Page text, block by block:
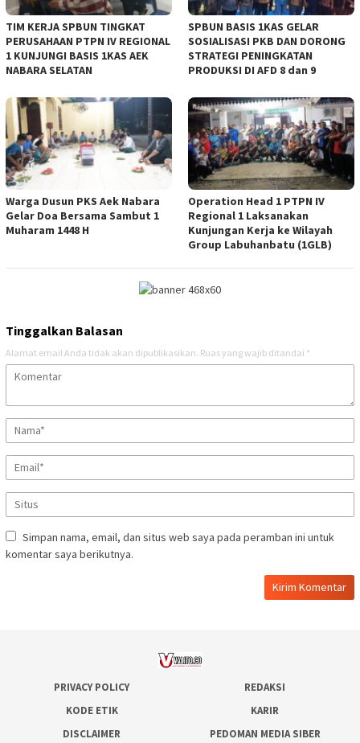
TIM KERJA SPBUN TINGKAT
PERUSAHAAN PTPN IV REGIONAL
1 KUNJUNGI BASIS 1KAS AEK
NABARA SELATAN
‎SPBUN BASIS 1KAS GELAR
SOSIALISASI PKB DAN DORONG
STRATEGI PENINGKATAN
PRODUKSI DI AFD 8 dan 9
‎Warga Dusun PKS Aek Nabara
Gelar Doa Bersama Sambut 1
Muharam 1448 H
Operation Head 1 PTPN IV
Regional 1 Laksanakan
Kunjungan Kerja ke Wilayah
Group Labuhanbatu (1GLB)
Tinggalkan Balasan
Alamat email Anda tidak akan dipublikasikan. Ruas yang wajib ditandai *
Simpan nama, email, dan situs web saya pada peramban ini untuk
komentar saya berikutnya.
PRIVACY POLICY
REDAKSI
KODE ETIK
KARIR
DISCLAIMER
PEDOMAN MEDIA SIBER